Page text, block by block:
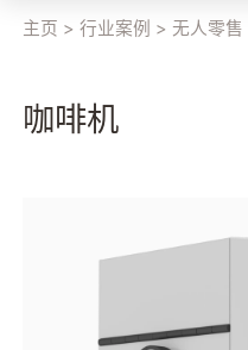
主页 >行业案例 > 无人零售
咖啡机